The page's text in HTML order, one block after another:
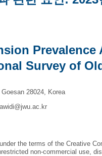
Survey of
28024, Korea
the terms of the Creative
non-commercial use,